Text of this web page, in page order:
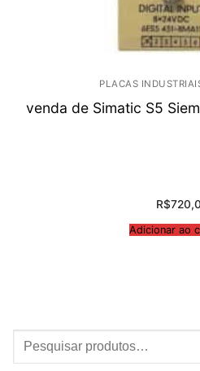
PLACAS
venda de Simatic S5
R$
Adicionar ao
Procurar: